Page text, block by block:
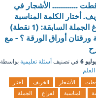
............. الأشجار في
أختار الكلمة المناسبة
لفراغ الجملة السابقة: (1 نقطة)
ورقتان أوراق الورقة ؟ - مع
يوليو 6 في تصنيف أسئلة تعليمية بواسطة
الأشجار الخريف
أختار
المناسبة لفراغ
الجملة